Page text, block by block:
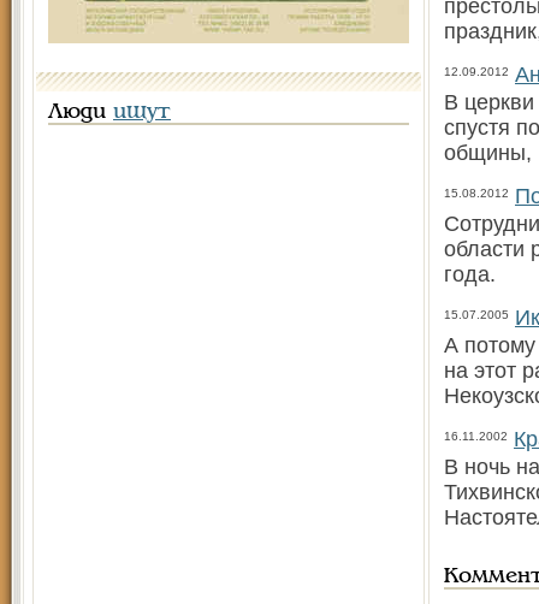
Люди ищут
12.09.2012
В
спустя
общины,
15.08.2012
области
года.
15.07.2005
А потому
на этот
16.11.2002
В ночь